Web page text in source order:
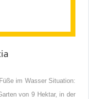
im Wasser Situation:
von 9 Hektar, in der